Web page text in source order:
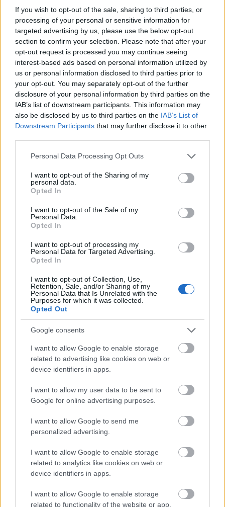
If you wish to opt-out of the sale, sharing to third parties, or
processing of your personal or sensitive information for
targeted advertising by us, please use the below opt-out
section to confirm your selection. Please note that after your
opt-out request is processed you may continue seeing
interest-based ads based on personal information utilized by
us or personal information disclosed to third parties prior to
your opt-out. You may separately opt-out of the further
disclosure of your personal information by third parties on the
IAB’s list of downstream participants. This information may
also be disclosed by us to third parties on the IAB’s List of
Downstream Participants that may further disclose it to other
Please note that this website/app uses one or more Google
not limited to your visit or usage behaviour. You may click to
grant or deny consent to Google and its third-party tags to
use your data for below specified purposes in below Google
consent section.
Personal Data Processing Opt Outs
I want to opt-out of the Sharing of my
personal data.
Opted In
I want to opt-out of the Sale of my
Personal Data.
Opted In
I want to opt-out of processing my
Personal Data for Targeted Advertising.
Opted In
I want to opt-out of Collection, Use,
Retention, Sale, and/or Sharing of my
Personal Data that Is Unrelated with the
Purposes for which it was collected.
Opted Out
Google consents
I want to allow Google to enable storage
related to advertising like cookies on web or
device identifiers in apps.
I want to allow my user data to be sent to
Google for online advertising purposes.
I want to allow Google to send me
personalized advertising.
I want to allow Google to enable storage
related to analytics like cookies on web or
device identifiers in apps.
I want to allow Google to enable storage
related to functionality of the website or app.
de jugadores.
5. Mantener 5 jugadores + 9 millones + 10 jugadores
sorteados al azar con posiciones variables
Todos los managers deben seleccionar 5 jugadores de la
plantilla actual para mantener, además de recibir 9 millones
y obtener otros 10 jugadores asignados al azar que
completen, junto a los jugadores mantenidos, la siguiente
distribución: 2 porteros, 4 defensas, 6 centrocampistas y 3
delanteros
Pros:
+ Los managers pueden mantener a sus jugadores estrella.
+ El éxito de la pasada temporada se tiene en cuenta
motivación
– No estarán todos los jugadores disponibles en el mercado
de fichajes, ya que cada mánager mantiene 5 jugadores.
– No es ideal para la planificación a largo plazo
– El azar juega un papel importante al haber sorteo de
¿Cómo se seleccionan los 5 jugadores en el modo de
cambio de temporada?
Sitio web:En Ajustes habrá una opción llamada,
«Seleccionar jugadores para la transición de temporada».
Esto abre una página especial dónde seleccionas los
Aplicación para Android: Abres tu alineación, en la
hasta 5 jugadores que quieras mantener» en la parte
inferior. Con el botón «Mostrar» abres la opción de
selección y al hacer clic en «Enviar» se guardará tu